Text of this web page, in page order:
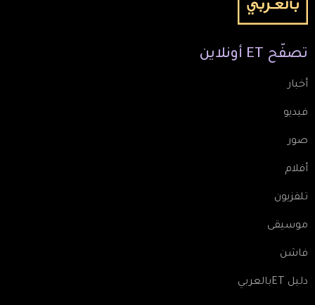
تصفّح ET أونلاين
أخبار
فيديو
صور
أفلام
تلفزيون
موسيقى
فاشن
دليل ETبالعربي